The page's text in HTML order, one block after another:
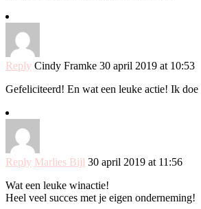
Reply Cindy Framke 30 april 2019 at 10:53
Gefeliciteerd! En wat een leuke actie! Ik doe
Reply Marlies Bijl 30 april 2019 at 11:56
Wat een leuke winactie!
Heel veel succes met je eigen onderneming!